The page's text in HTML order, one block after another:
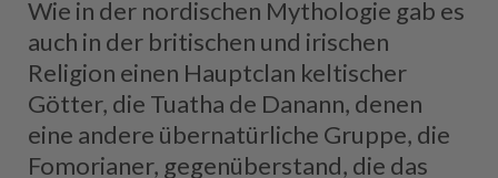
Wie in der nordischen Mythologie gab es
auch in der britischen und irischen
Religion einen Hauptclan keltischer
Götter, die Tuatha de Danann, denen
eine andere übernatürliche Gruppe, die
Fomorianer, gegenüberstand, die das